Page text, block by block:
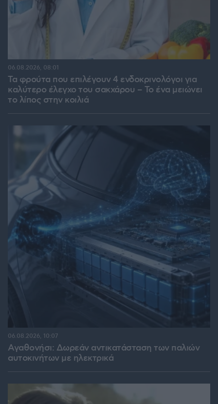
Τα φρούτα που επιλέγουν 4 ενδοκρινολόγοι για
καλύτερο έλεγχο του σακχάρου – Το ένα μειώνει
το λίπος στην κοιλιά
06.08.2026, 08:01
Αγαθονήσι: Δωρεάν αντικατάσταση των παλιών
αυτοκινήτων με ηλεκτρικά
06.08.2026, 10:07